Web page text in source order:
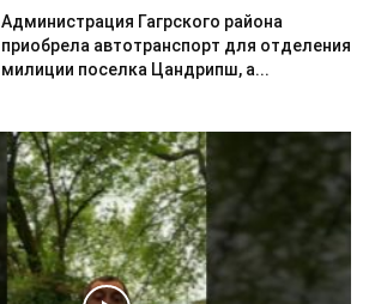
Администрация Гагрского района
приобрела автотранспорт для отделения
милиции поселка Цандрипш, а...